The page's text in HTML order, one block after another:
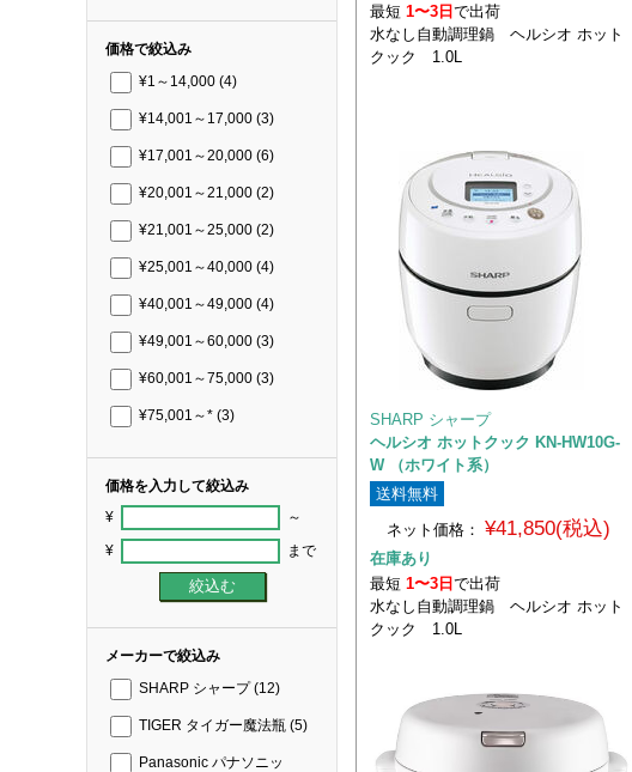
価格で絞込み
¥1～14,000 (4)
¥14,001～17,000 (3)
¥17,001～20,000 (6)
¥20,001～21,000 (2)
¥21,001～25,000 (2)
¥25,001～40,000 (4)
¥40,001～49,000 (4)
¥49,001～60,000 (3)
¥60,001～75,000 (3)
¥75,001～* (3)
価格を入力して絞込み
¥ ～
¥ まで
メーカーで絞込み
SHARP シャープ(12)
TIGER タイガー魔法瓶 (5)
Panasonic パナソニッ
最短 1〜3日 で出荷
水なし自動調理鍋 ヘルシオ ホット
クック 1.0L
SHARP シャープ
ヘルシオ ホットクック KN-HW10G-
W （ホワイト系）
送料無料
ネット価格：
¥41,850(税込)
在庫あり
最短 1〜3日 で出荷
水なし自動調理鍋 ヘルシオ ホット
クック 1.0L